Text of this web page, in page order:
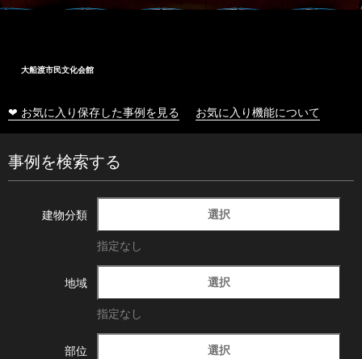
大船渡市民文化会館
❤ お気に入り保存した事例を見る お気に入り機能について
事例を検索する
建物分類 選択
指定なし
地域 選択
指定なし
部位 選択